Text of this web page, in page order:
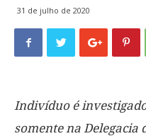
31 de julho de 2020
Indivíduo é
somente na Delegacia